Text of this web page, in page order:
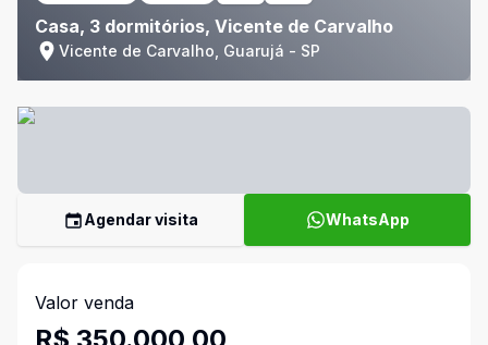
Casa, 3 dormitórios, Vicente de Carvalho
Vicente de Carvalho, Guarujá - SP
Agendar visita WhatsApp
Valor venda